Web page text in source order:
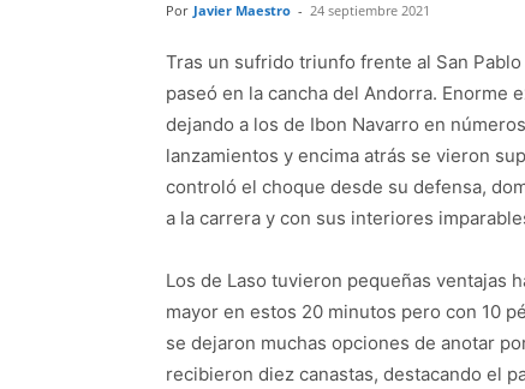
Por Javier Maestro - 24 septiembre 2021
Tras un sufrido triunfo frente al San
paseó en la cancha del Andorra. Enorme
dejando a los de Ibon Navarro en
lanzamientos y encima atrás se vieron
controló el choque desde su defensa,
a la carrera y con sus interiores
Los de Laso tuvieron pequeñas ventajas
mayor en estos 20 minutos pero con 10
se dejaron muchas opciones de anotar
recibieron diez canastas, destacando el